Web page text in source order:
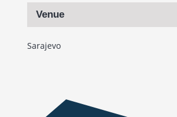
Venue
Sarajevo